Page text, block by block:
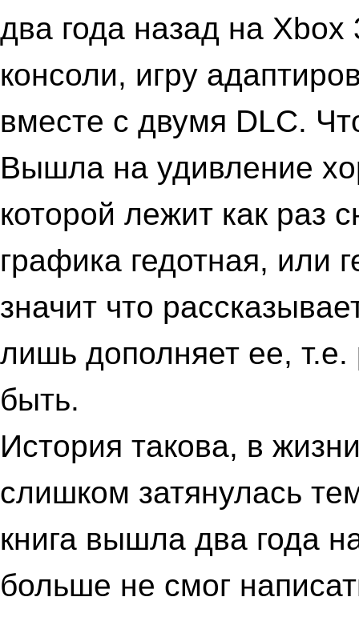
два года назад на
консоли, игру
вместе с двумя DLC.
Вышла на удивление
которой лежит как раз
графика гедотная, или
значит что
лишь дополняет ее,
быть.
История такова, в
слишком затянулась
книга вышла два года
больше не смог